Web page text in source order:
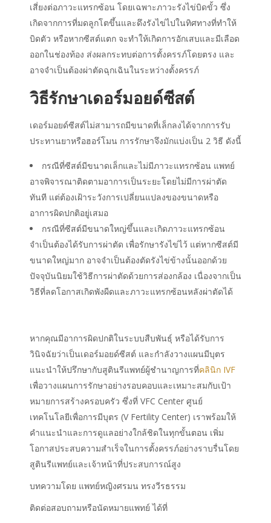
เสี่ยงต่อภาวะแทรกซ้อน โดยเฉพาะภาวะรังไข่บิดขั้ว ซึ่ง
เกิดจากการที่มดลูกโตขึ้นและดึงรังไข่ไปในทิศทางที่ทำให้
บิดตัว หรือหากซีสต์แตก จะทำให้เกิดการอักเสบและมีเลือด
ออกในช่องท้อง ส่งผลกระทบต่อการตั้งครรภ์โดยตรง และ
อาจจำเป็นต้องผ่าตัดฉุกเฉินในระหว่างตั้งครรภ์
วิธีรักษาเดอร์มอยด์ซีสต์
เดอร์มอยด์ซีสต์ไม่สามารถมีขนาดที่เล็กลงได้จากการรับ
ประทานยาหรือฮอร์โมน การรักษาจึงมักแบ่งเป็น 2 วิธี ดังนี้
กรณีที่ซีสต์มีขนาดเล็กและไม่มีภาวะแทรกซ้อน แพทย์
อาจพิจารณาติดตามอาการเป็นระยะโดยไม่มีการผ่าตัด
ทันที แต่ต้องเฝ้าระวังการเปลี่ยนแปลงของขนาดหรือ
อาการผิดปกติอยู่เสมอ
กรณีที่ซีสต์มีขนาดใหญ่ขึ้นและเกิดภาวะแทรกซ้อน
จำเป็นต้องได้รับการผ่าตัด เพื่อรักษารังไข่ไว้ แต่หากซีสต์มี
ขนาดใหญ่มาก อาจจำเป็นต้องตัดรังไข่ข้างนั้นออกด้วย
ปัจจุบันนิยมใช้วิธีการผ่าตัดด้วยการส่องกล้อง เนื่องจากเป็น
วิธีที่ลดโอกาสเกิดพังผืดและภาวะแทรกซ้อนหลังผ่าตัดได้
หากคุณมีอาการผิดปกติในระบบสืบพันธุ์ หรือได้รับการ
วินิจฉัยว่าเป็นเดอร์มอยด์ซีสต์ และกำลังวางแผนมีบุตร
แนะนำให้ปรึกษากับสูตินรีแพทย์ผู้ชำนาญการที่คลินิก IVF
เพื่อวางแผนการรักษาอย่างรอบคอบและเหมาะสมกับเป้า
หมายการสร้างครอบครัว ซึ่งที่ VFC Center ศูนย์
เทคโนโลยีเพื่อการมีบุตร (V Fertility Center) เราพร้อมให้
คำแนะนำและการดูแลอย่างใกล้ชิดในทุกขั้นตอน เพิ่ม
โอกาสประสบความสำเร็จในการตั้งครรภ์อย่างราบรื่นโดย
สูตินรีแพทย์และเจ้าหน้าที่ประสบการณ์สูง
บทความโดย แพทย์หญิงศรมน ทรงวีรธรรม
ติดต่อสอบถามหรือนัดหมายแพทย์ ได้ที่